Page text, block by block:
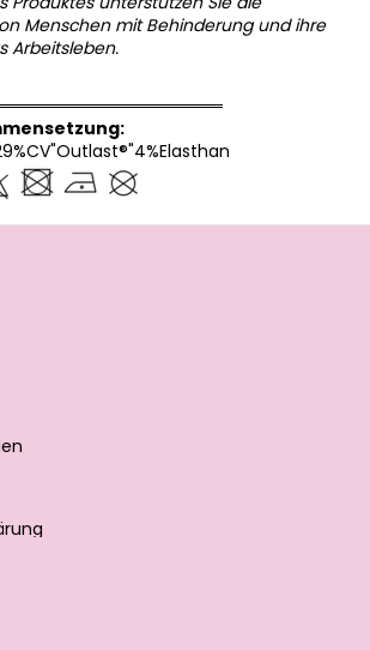
Menschen mit Behinderung und ihre
Arbeitsleben.